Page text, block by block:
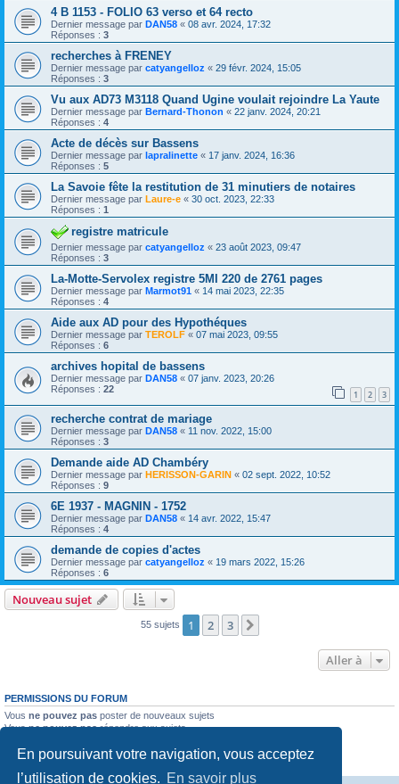
En poursuivant votre navigation, vous acceptez
l’utilisation de cookies. En savoir plus
4 B 1153 - FOLIO 63 verso et 64 recto
Dernier message par DAN58 « 08 avr. 2024, 17:32
Réponses : 3
recherches à FRENEY
Dernier message par catyangelloz « 29 févr. 2024, 15:05
Réponses : 3
Vu aux AD73 M3118 Quand Ugine voulait rejoindre La Yaute
Dernier message par Bernard-Thonon « 22 janv. 2024, 20:21
Réponses : 4
Acte de décès sur Bassens
Dernier message par lapralinette « 17 janv. 2024, 16:36
Réponses : 5
La Savoie fête la restitution de 31 minutiers de notaires
Dernier message par Laure-e « 30 oct. 2023, 22:33
Réponses : 1
registre matricule
Dernier message par catyangelloz « 23 août 2023, 09:47
Réponses : 3
La-Motte-Servolex registre 5MI 220 de 2761 pages
Dernier message par Marmot91 « 14 mai 2023, 22:35
Réponses : 4
Aide aux AD pour des Hypothéques
Dernier message par TEROLF « 07 mai 2023, 09:55
Réponses : 6
archives hopital de bassens
Dernier message par DAN58 « 07 janv. 2023, 20:26
Réponses : 22 1 2 3
recherche contrat de mariage
Dernier message par DAN58 « 11 nov. 2022, 15:00
Réponses : 3
Demande aide AD Chambéry
Dernier message par HERISSON-GARIN « 02 sept. 2022, 10:52
Réponses : 9
6E 1937 - MAGNIN - 1752
Dernier message par DAN58 « 14 avr. 2022, 15:47
Réponses : 4
demande de copies d'actes
Dernier message par catyangelloz « 19 mars 2022, 15:26
Réponses : 6
Nouveau sujet
55 sujets 1 2 3
Aller à
PERMISSIONS DU FORUM
Vous ne pouvez pas poster de nouveaux sujets
Vousne pouvez pasrépondre aux sujets
Vousne pouvez passupprimer vos messages
ne pouvez pas joindre des fichiers